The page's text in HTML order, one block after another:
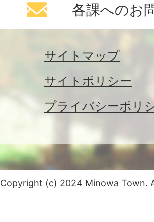
各課へのお
サイトマップ
サイトポリシー
プライバシーポリ
Copyright (c) 2024 Minowa Town.